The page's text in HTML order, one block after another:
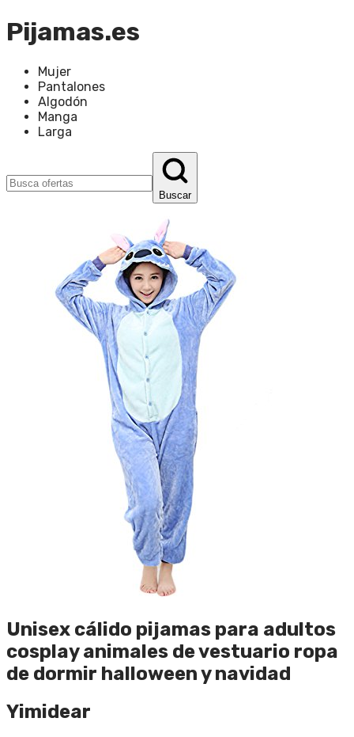
Pijamas.es
Mujer
Pantalones
Algodón
Manga
Larga
Buscar
Unisex cálido pijamas para adultos
cosplay animales de vestuario ropa
de dormir halloween y navidad
Yimidear